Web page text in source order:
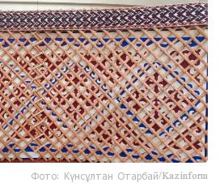
Фото: Күнсұлтан Отарбай/Kazinform